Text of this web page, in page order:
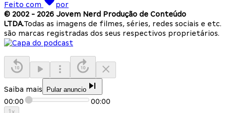
Feito com
por
© 2002 - 2026 Jovem Nerd Produção de Conteúdo
LTDA.Todas as imagens de filmes, séries, redes sociais e etc.
são marcas registradas dos seus respectivos proprietários.
Saiba mais Pular anuncio
00:00 00:00